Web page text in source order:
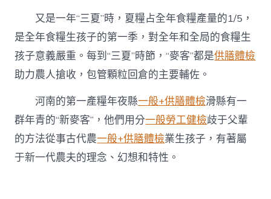
見
效
率
年
去
秀
醫
院
體
檢
項
又是一年“三夏”時，夏糧占全年食糧產量的1/5，
是全年食糧生孩子的第一季，對全年和全局的食糧生
孩子意義嚴重。每到“三夏”時節，“麥客”都是供膳體檢
助力農人搶收，包管顆粒回倉的主要輔佐。
河南的第一產糧年夜縣一般+供膳體檢滑縣有一
群年青的“新麥客”，他們用分一般勞工健檢歧于父輩
的方法從事古代農一般+供膳體檢業生孩子，有著屬
于新一代農夫的理念、幻想和特性。